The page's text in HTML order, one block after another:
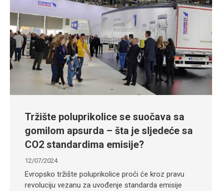
Tržište poluprikolice se suočava sa
gomilom apsurda – šta je sljedeće sa
CO2 standardima emisije?
12/07/2024
Evropsko tržište poluprikolice proći će kroz pravu
revoluciju vezanu za uvođenje standarda emisije